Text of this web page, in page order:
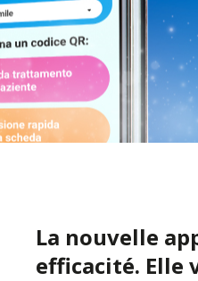
La nouvelle
efficacité. Elle